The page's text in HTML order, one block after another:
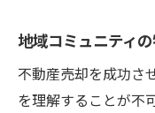
大阪市摂
需要と供
政府方針
地域コミュニティ
不動産売却を成功さ
を理解することが不